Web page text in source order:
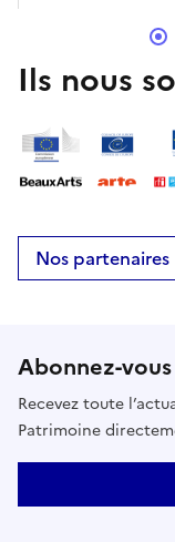
Ils nous
Nos partenaires
Abonnez-
Recevez toute
Patrimoine